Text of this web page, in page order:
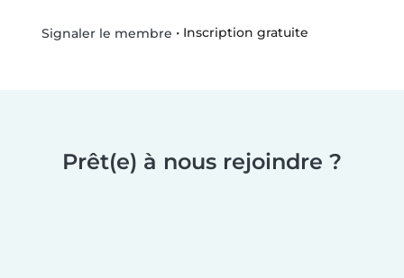
Signaler le membre • Inscription gratuite
Prêt(e) à nous rejoindre ?